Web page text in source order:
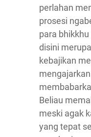
perlahan
prosesi
para
disini
kebajikan
Beliau
meski agak
yang tepat